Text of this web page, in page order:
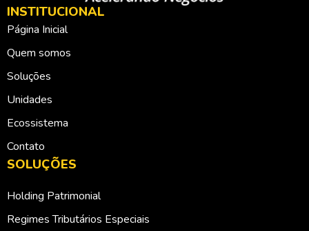
INSTITUCIONAL
Página Inicial
Quem somos
Soluções
Unidades
Ecossistema
Contato
SOLUÇÕES
Holding Patrimonial
Regimes Tributários Especiais